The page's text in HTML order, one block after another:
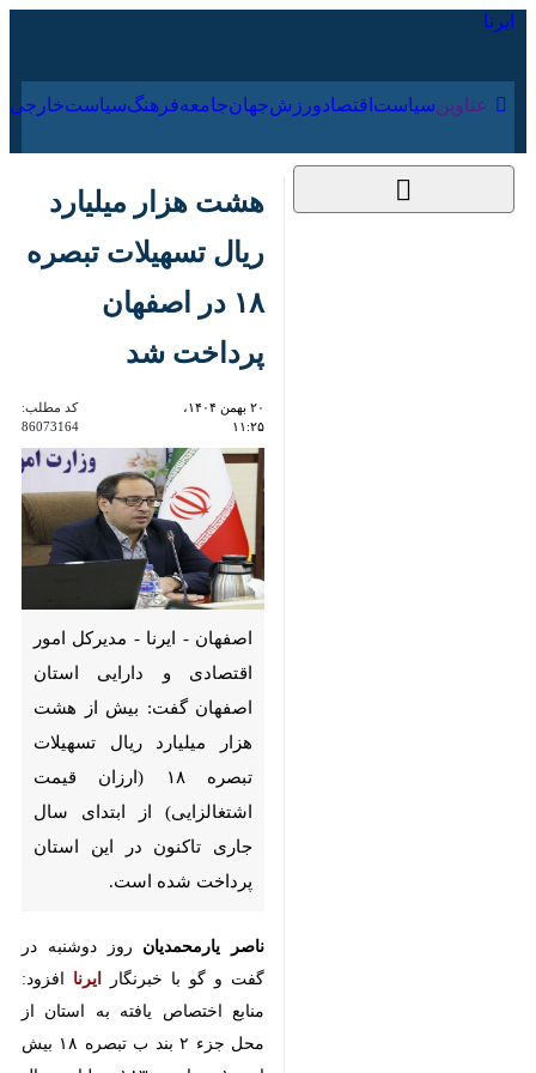
عناوین‌ سیاست اقتصاد ورزش جهان جامعه فرهنگ
هشت هزار میلیارد ریال
تسهیلات تبصره ۱۸ در
اصفهان پرداخت شد
اصفهان - ایرنا - مدیرکل امور
اقتصادی و دارایی استان اصفهان
گفت: بیش از هشت هزار میلیارد
قیمت اشتغالزایی) از ابتدای سال
جاری تاکنون در این استان
پرداخت شده است.
ناصر یارمحمدیانروز دوشنبه در گفت
و گو با خبرنگارایرناافزود: منابع
۲ بند ب تبصره ۱۸ بیش از ۱۰ هزار و
۱۸۳ میلیارد ریال بوده که تاکنون
حدود ۸۰ درصد آن جذب شده است.